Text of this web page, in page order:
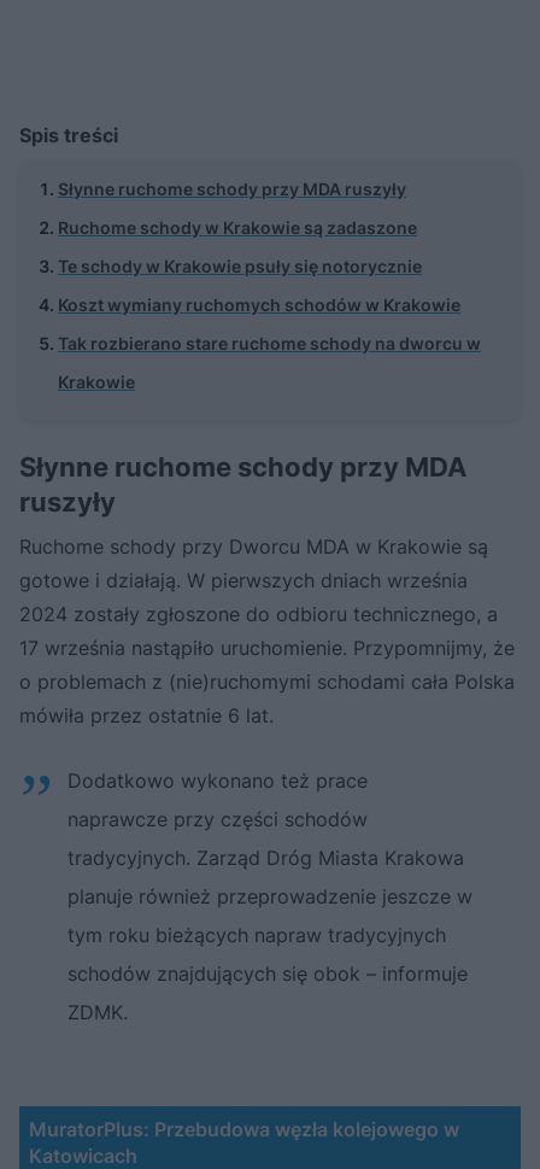
Spis treści
Słynne ruchome schody przy MDA ruszyły
Ruchome schody w Krakowie są zadaszone
Te schody w Krakowie psuły się notorycznie
Koszt wymiany ruchomych schodów w Krakowie
Tak rozbierano stare ruchome schody na dworcu w
Krakowie
Słynne ruchome schody przy MDA
ruszyły
Ruchome schody przy Dworcu MDA w Krakowie są
gotowe i działają. W pierwszych dniach września
2024 zostały zgłoszone do odbioru technicznego, a
17 września nastąpiło uruchomienie. Przypomnijmy, że
o problemach z (nie)ruchomymi schodami cała Polska
mówiła przez ostatnie 6 lat.
Dodatkowo wykonano też prace
naprawcze przy części schodów
tradycyjnych. Zarząd Dróg Miasta Krakowa
planuje również przeprowadzenie jeszcze w
tym roku bieżących napraw tradycyjnych
schodów znajdujących się obok – informuje
ZDMK.
MuratorPlus: Przebudowa węzła kolejowego w
Katowicach